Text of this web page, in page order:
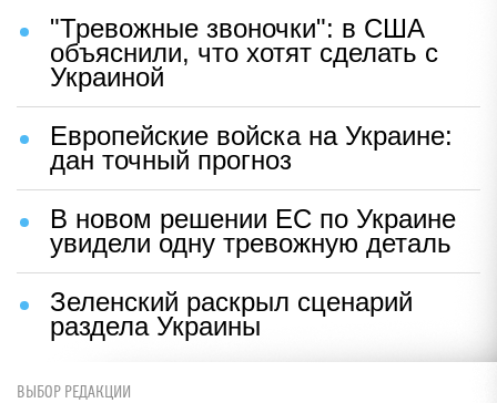
"Тревожные звоночки": в США
объяснили, что хотят сделать с
Украиной
Европейские войска на Украине:
дан точный прогноз
В новом решении ЕС по Украине
увидели одну тревожную деталь
Зеленский раскрыл сценарий
раздела Украины
ВЫБОР РЕДАКЦИИ